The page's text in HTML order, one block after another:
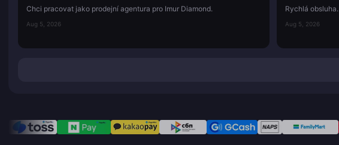
Chci pracovat jako prodejní agentura pro Imur Diamond.
Aug 5, 2026
Rychlá obsluha.
Aug 5, 2026